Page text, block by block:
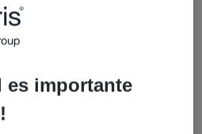
especializada en servicios
Transformation, Cloud &
Applications. En la actualidad
tecnológicas con las
es importante